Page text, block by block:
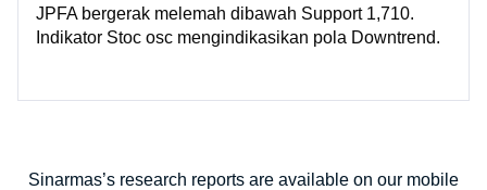
JPFA bergerak melemah dibawah Support 1,710.
Indikator Stoc osc mengindikasikan pola Downtrend.
Sinarmas’s research reports are available on our mobile